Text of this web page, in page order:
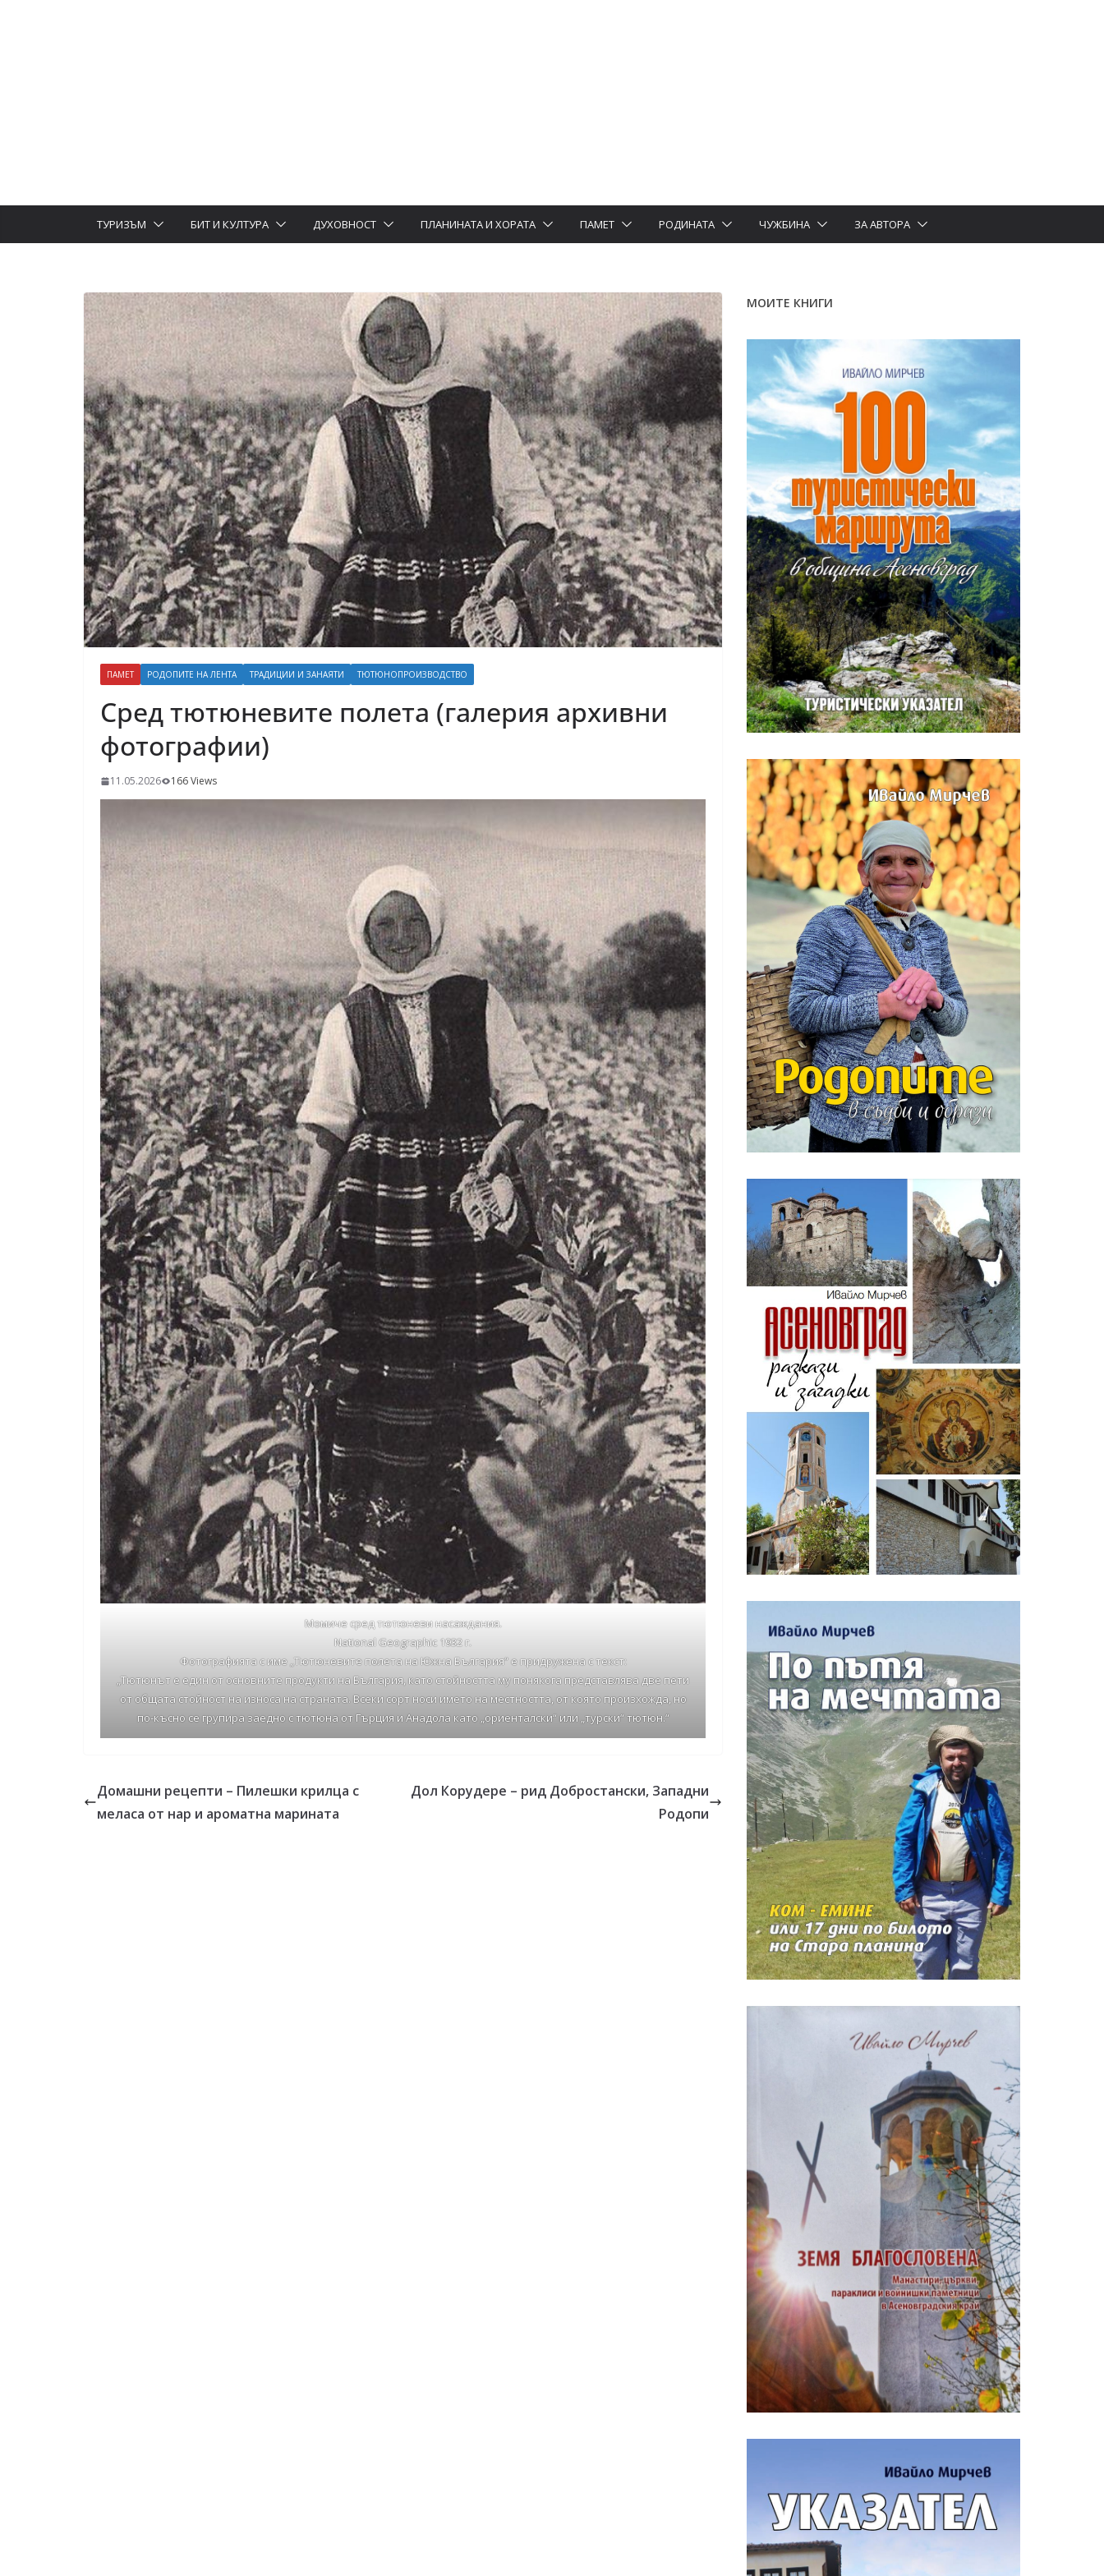
ТУРИЗЪМ БИТ И КУЛТУРА ДУХОВНОСТ ПЛАНИНАТА И ХОРАТА ПАМЕТ РОДИНАТА ЧУЖБИНА ЗА АВТОРА
ПАМЕТ РОДОПИТЕ НА ЛЕНТА ТРАДИЦИИ И ЗАНАЯТИ ТЮТЮНОПРОИЗВОДСТВО
Сред тютюневите полета (галерия архивни
фотографии)
11.05.2026 166 Views
Момиче сред тютюневи насаждания.
National Geographic 1932 г.
Фотографията с име „Тютюневите полета на Южна България“ е придружена с текст:
„Тютюнът е един от основните продукти на България, като стойността му понякога представлява две пети
от общата стойност на износа на страната. Всеки сорт носи името на местността, от която произхожда, но
по-късно се групира заедно с тютюна от Гърция и Анадола като „ориенталски“ или „турски“ тютюн.“
Домашни рецепти – Пилешки крилца с
меласа от нар и ароматна марината
Дол Корудере – рид Добростански, Западни
Родопи
МОИТЕ КНИГИ